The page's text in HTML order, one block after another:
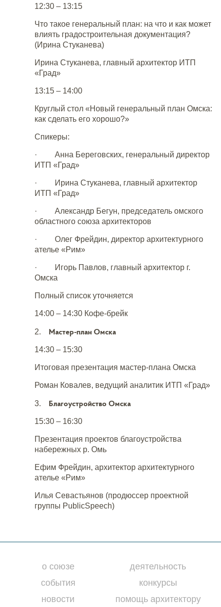
12:30 – 13:15
Что такое генеральный план: на что и как может
влиять градостроительная документация?
(Ирина Стуканева)
Ирина Стуканева, главный архитектор ИТП
«Град»
13:15 – 14:00
Круглый стол «Новый генеральный план Омска:
как сделать его хорошо?»
Спикеры:
· Анна Береговских, генеральный директор
ИТП «Град»
· Ирина Стуканева, главный архитектор
ИТП «Град»
· Александр Бегун, председатель омского
областного союза архитекторов
· Олег Фрейдин, директор архитектурного
ателье «Рим»
· Игорь Павлов, главный архитектор г.
Омска
Полный список уточняется
14:00 – 14:30 Кофе-брейк
2. Мастер-план Омска
14:30 – 15:30
Итоговая презентация мастер-плана Омска
Роман Ковалев, ведущий аналитик ИТП «Град»
3. Благоустройство Омска
15:30 – 16:30
Презентация проектов благоустройства
набережных р. Омь
Ефим Фрейдин, архитектор архитектурного
ателье «Рим»
Илья Севастьянов (продюссер проектной
группы PublicSpeech)
о союзе
события
новости
деятельность
конкурсы
помощь архитектору